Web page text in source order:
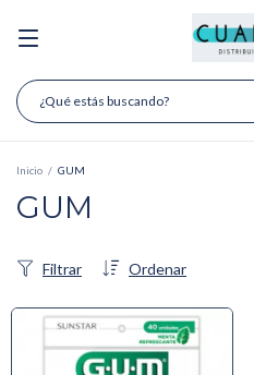
Inicio / GUM
GUM
Ordenar
Filtrar